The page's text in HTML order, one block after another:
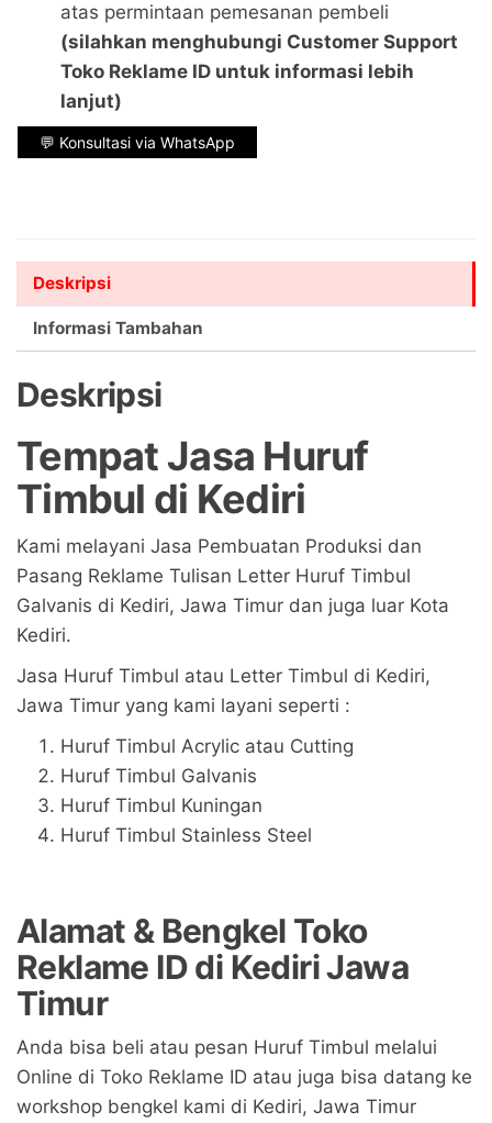
atas permintaan pemesanan pembeli
(silahkan menghubungi Customer Support
Toko Reklame ID untuk informasi lebih
lanjut)
💬 Konsultasi via WhatsApp
Deskripsi
Informasi Tambahan
Deskripsi
Tempat Jasa Huruf
Timbul di Kediri
Kami melayani Jasa Pembuatan Produksi dan
Pasang Reklame Tulisan Letter Huruf Timbul
Galvanis di Kediri, Jawa Timur dan juga luar Kota
Kediri.
Jasa Huruf Timbul atau Letter Timbul di Kediri,
Jawa Timur yang kami layani seperti :
Huruf Timbul Acrylic atau Cutting
Huruf Timbul Galvanis
Huruf Timbul Kuningan
Huruf Timbul Stainless Steel
Alamat & Bengkel Toko
Reklame ID di KediriJawa
Timur
Anda bisa beli atau pesan Huruf Timbul melalui
Online di Toko Reklame ID atau juga bisa datang ke
workshop bengkel kami di Kediri, Jawa Timur